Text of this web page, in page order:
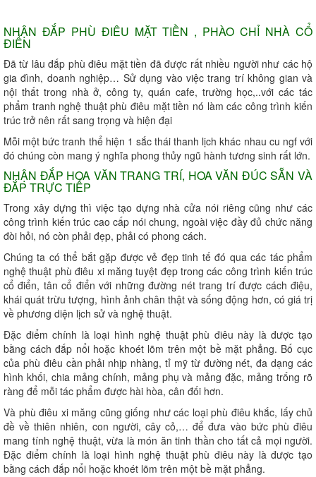
NHẬN ĐẮP PHÙ ĐIÊU MẶT TIỀN , PHÀO CHỈ NHÀ CỔ
ĐIỂN
Đã từ lâu đắp phù điêu mặt tiền đã được rất nhiều người như các hộ
gia đình, doanh nghiệp… Sử dụng vào việc trang trí không gian và
nội thất trong nhà ở, công ty, quán cafe, trường học,..với các tác
phẩm tranh nghệ thuật phù điêu mặt tiền nó làm các công trình kiến
trúc trở nên rất sang trọng và hiện đại
Mỗi một bức tranh thể hiện 1 sắc thái thanh lịch khác nhau cu ngf với
đó chúng còn mang ý nghĩa phong thủy ngũ hành tương sinh rất lớn.
NHẬN ĐẮP HOA VĂN TRANG TRÍ, HOA VĂN ĐÚC SẴN VÀ
ĐẮP TRỰC TIẾP
Trong xây dựng thì việc tạo dựng nhà cửa nói riêng cũng như các
công trình kiến trúc cao cấp nói chung, ngoài việc đầy đủ chức năng
đòi hỏi, nó còn phải đẹp, phải có phong cách.
Chúng ta có thể bắt gặp được vẻ đẹp tinh tế đó qua các tác phẩm
nghệ thuật phù điêu xi măng tuyệt đẹp trong các công trình kiến trúc
cổ điển, tân cổ điển với những đường nét trang trí được cách điệu,
khái quát trừu tượng, hình ảnh chân thật và sống động hơn, có giá trị
về phương diện lịch sử và nghệ thuật.
Đặc điểm chính là loại hình nghệ thuật phù điêu này là được tạo
bằng cách đắp nổi hoặc khoét lõm trên một bề mặt phẳng. Bố cục
của phù điêu cần phải nhịp nhàng, tỉ mỹ từ đường nét, đa dạng các
hình khối, chia mảng chính, mảng phụ và mảng đặc, mảng trống rõ
ràng để mỗi tác phẩm được hài hòa, cân đối hơn.
Và phù điêu xi măng cũng giống như các loại phù điêu khắc, lấy chủ
đề về thiên nhiên, con người, cây cỏ,… để đưa vào bức phù điêu
mang tính nghệ thuật, vừa là món ăn tinh thần cho tất cả mọi người.
Đặc điểm chính là loại hình nghệ thuật phù điêu này là được tạo
bằng cách đắp nổi hoặc khoét lõm trên một bề mặt phẳng.